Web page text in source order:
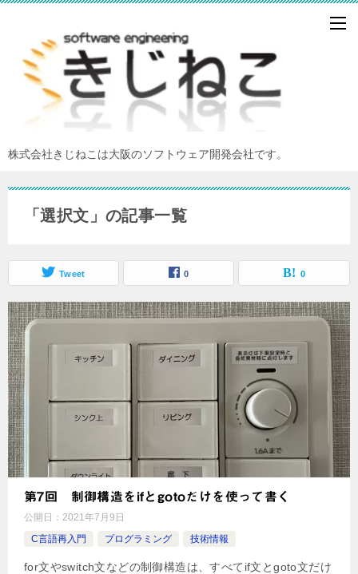
株式会社きじねこは大阪のソフトウェア開発会社です。
「選択文」の記事一覧
Tweet 0 0
第7回 制御構造をifとgotoだけを使って書く
公開日： 2021年7月9日
C言語再入門
プログラミング 技術情報
for文やswitch文などの制御構造は、すべてif文とgoto文だけ